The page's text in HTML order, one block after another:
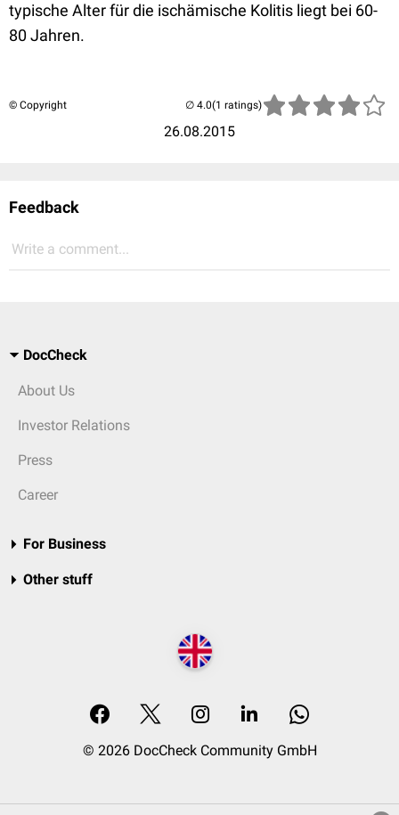
typische Alter für die ischämische Kolitis liegt bei 60-
80 Jahren.
© Copyright
26.08.2015
(1 ratings)
Feedback
Write a comment...
DocCheck
About Us
Investor Relations
Press
Career
For Business
Other stuff
© 2026 DocCheck Community GmbH